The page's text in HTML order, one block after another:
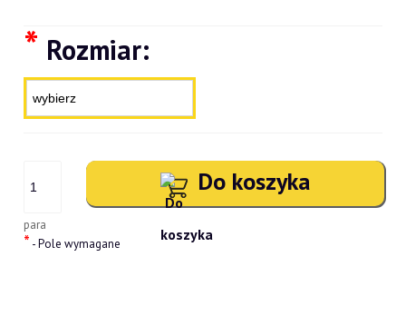
* Rozmiar:
para
Do koszyka
* - Pole wymagane